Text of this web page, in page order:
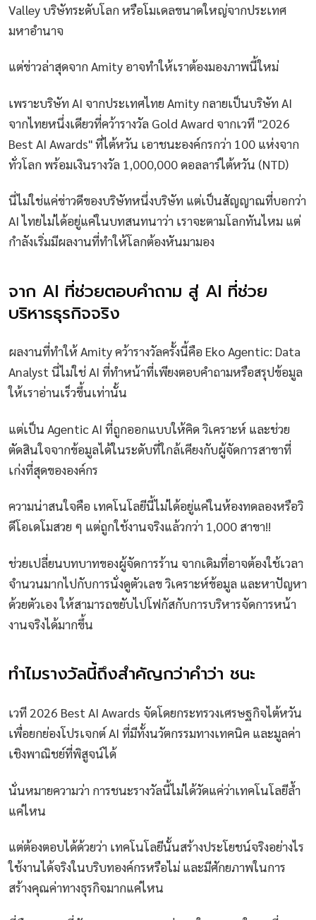
Valley บริษัทระดับโลก หรือโมเดลขนาดใหญ่จากประเทศ
มหาอำนาจ
แต่ข่าวล่าสุดจาก Amity อาจทำให้เราต้องมองภาพนี้ใหม่
เพราะบริษัท AI จากประเทศไทย Amity กลายเป็นบริษัท AI
จากไทยหนึ่งเดียวที่คว้ารางวัล Gold Award จากเวที "2026
Best AI Awards" ที่ไต้หวัน เอาชนะองค์กรกว่า 100 แห่งจาก
ทั่วโลก พร้อมเงินรางวัล 1,000,000 ดอลลาร์ไต้หวัน (NTD)
นี่ไม่ใช่แค่ข่าวดีของบริษัทหนึ่งบริษัท แต่เป็นสัญญาณที่บอกว่า
AI ไทยไม่ได้อยู่แค่ในบทสนทนาว่า เราจะตามโลกทันไหม แต่
กำลังเริ่มมีผลงานที่ทำให้โลกต้องหันมามอง
จาก AI ที่ช่วยตอบคำถาม สู่ AI ที่ช่วย
บริหารธุรกิจจริง
ผลงานที่ทำให้ Amity คว้ารางวัลครั้งนี้คือ Eko Agentic: Data
Analyst นี่ไม่ใช่ AI ที่ทำหน้าที่เพียงตอบคำถามหรือสรุปข้อมูล
ให้เราอ่านเร็วขึ้นเท่านั้น
แต่เป็น Agentic AI ที่ถูกออกแบบให้คิด วิเคราะห์ และช่วย
ตัดสินใจจากข้อมูลได้ในระดับที่ใกล้เคียงกับผู้จัดการสาขาที่
เก่งที่สุดขององค์กร
ความน่าสนใจคือ เทคโนโลยีนี้ไม่ได้อยู่แค่ในห้องทดลองหรือวิ
ดีโอเดโมสวย ๆ แต่ถูกใช้งานจริงแล้วกว่า 1,000 สาขา!!
ช่วยเปลี่ยนบทบาทของผู้จัดการร้าน จากเดิมที่อาจต้องใช้เวลา
จำนวนมากไปกับการนั่งดูตัวเลข วิเคราะห์ข้อมูล และหาปัญหา
ด้วยตัวเอง ให้สามารถขยับไปโฟกัสกับการบริหารจัดการหน้า
งานจริงได้มากขึ้น
ทำไมรางวัลนี้ถึงสำคัญกว่าคำว่า ชนะ
เวที 2026 Best AI Awards จัดโดยกระทรวงเศรษฐกิจไต้หวัน
เพื่อยกย่องโปรเจกต์ AI ที่มีทั้งนวัตกรรมทางเทคนิค และมูลค่า
เชิงพาณิชย์ที่พิสูจน์ได้
นั่นหมายความว่า การชนะรางวัลนี้ไม่ได้วัดแค่ว่าเทคโนโลยีล้ำ
แค่ไหน
แต่ต้องตอบได้ด้วยว่า เทคโนโลยีนั้นสร้างประโยชน์จริงอย่างไร
ใช้งานได้จริงในบริบทองค์กรหรือไม่ และมีศักยภาพในการ
สร้างคุณค่าทางธุรกิจมากแค่ไหน